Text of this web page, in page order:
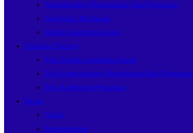
Agriteknologi Pengolahan Hasil Pertanian
Agribisnis Perikanan
Teknik Kontruksi Kapal
Teaching Factory
Tefa Teknik Kontruksi Kapal
Tefa Agriteknologi Pengolahan Hasil Pertanian
Tefa Agribisnis Perikanan
Berita
Galeri
Pengumuman